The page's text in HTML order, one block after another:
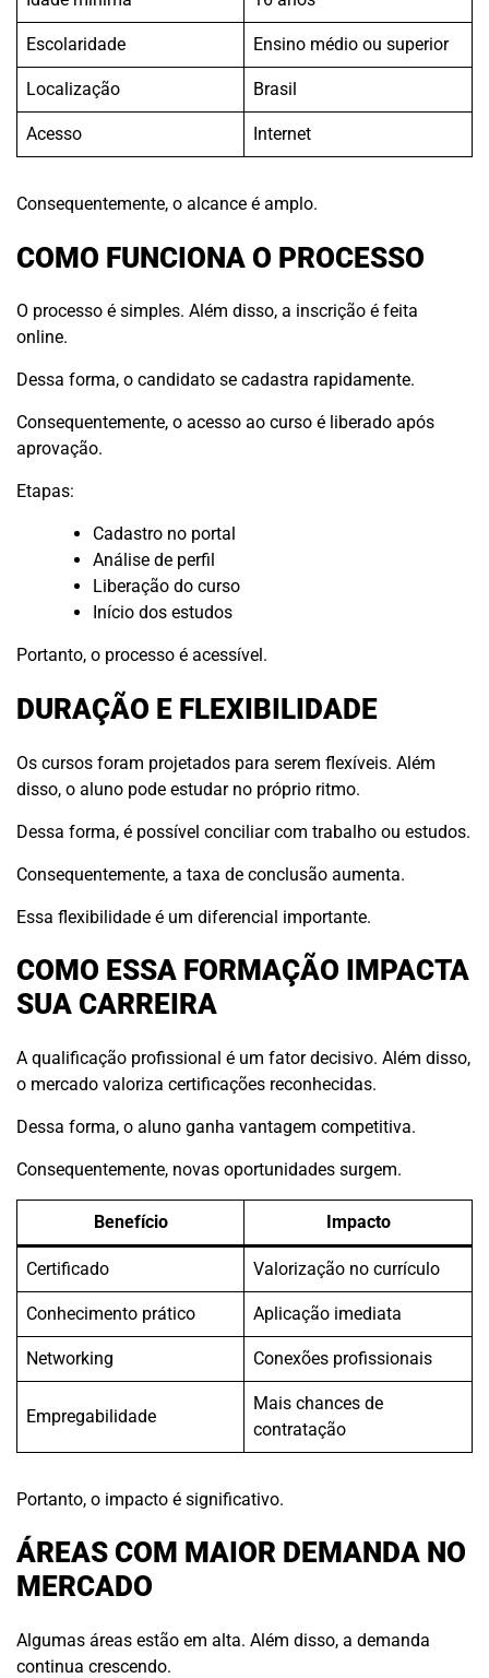
Escolaridade Ensino médio ou superior
Localização Brasil
Acesso Internet
Consequentemente, o alcance é amplo.
COMO FUNCIONA O PROCESSO
O processo é simples. Além disso, a inscrição é feita
online.
Dessa forma, o candidato se cadastra rapidamente.
Consequentemente, o acesso ao curso é liberado após
aprovação.
Etapas:
Cadastro no portal
Análise de perfil
Liberação do curso
Início dos estudos
Portanto, o processo é acessível.
DURAÇÃO E FLEXIBILIDADE
Os cursos foram projetados para serem flexíveis. Além
disso, o aluno pode estudar no próprio ritmo.
Dessa forma, é possível conciliar com trabalho ou estudos.
Consequentemente, a taxa de conclusão aumenta.
Essa flexibilidade é um diferencial importante.
COMO ESSA FORMAÇÃO IMPACTA
SUA CARREIRA
A qualificação profissional é um fator decisivo. Além disso,
o mercado valoriza certificações reconhecidas.
Dessa forma, o aluno ganha vantagem competitiva.
Consequentemente, novas oportunidades surgem.
Benefício Impacto
Certificado Valorização no currículo
Conhecimento prático Aplicação imediata
Networking Conexões profissionais
Empregabilidade
Mais chances de
contratação
Portanto, o impacto é significativo.
ÁREAS COM MAIOR DEMANDA NO
MERCADO
Algumas áreas estão em alta. Além disso, a demanda
continua crescendo.